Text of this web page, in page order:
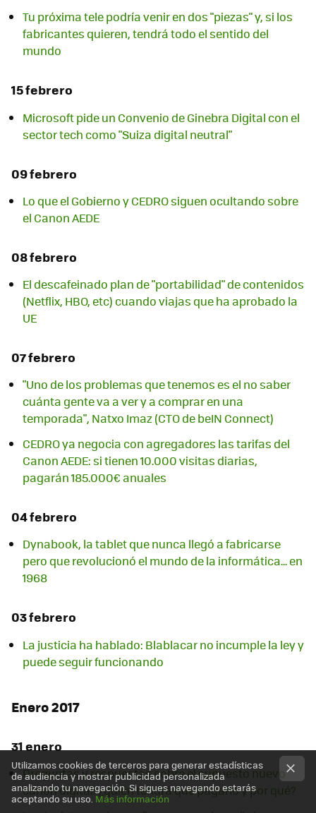
Tu próxima tele podría venir en dos "piezas" y, si los
fabricantes quieren, tendrá todo el sentido del
mundo
15 febrero
Microsoft pide un Convenio de Ginebra Digital con el
sector tech como "Suiza digital neutral"
09 febrero
Lo que el Gobierno y CEDRO siguen ocultando sobre
el Canon AEDE
08 febrero
El descafeinado plan de "portabilidad" de contenidos
(Netflix, HBO, etc) cuando viajas que ha aprobado la
UE
07 febrero
"Uno de los problemas que tenemos es el no saber
cuánta gente va a ver y a comprar en una
temporada", Natxo Imaz (CTO de beIN Connect)
CEDRO ya negocia con agregadores las tarifas del
Canon AEDE: si tienen 10.000 visitas diarias,
pagarán 185.000€ anuales
04 febrero
Dynabook, la tablet que nunca llegó a fabricarse
pero que revolucionó el mundo de la informática... en
1968
03 febrero
La justicia ha hablado: Blablacar no incumple la ley y
puede seguir funcionando
Enero 2017
31 enero
Preguntas y respuestas sobre el supuesto nuevo
canon digital: ¿quién tendrá que pagarlo y por qué?
Utilizamos cookies de terceros para generar estadísticas
de audiencia y mostrar publicidad personalizada
analizando tu navegación. Si sigues navegando estarás
aceptando su uso.Más información